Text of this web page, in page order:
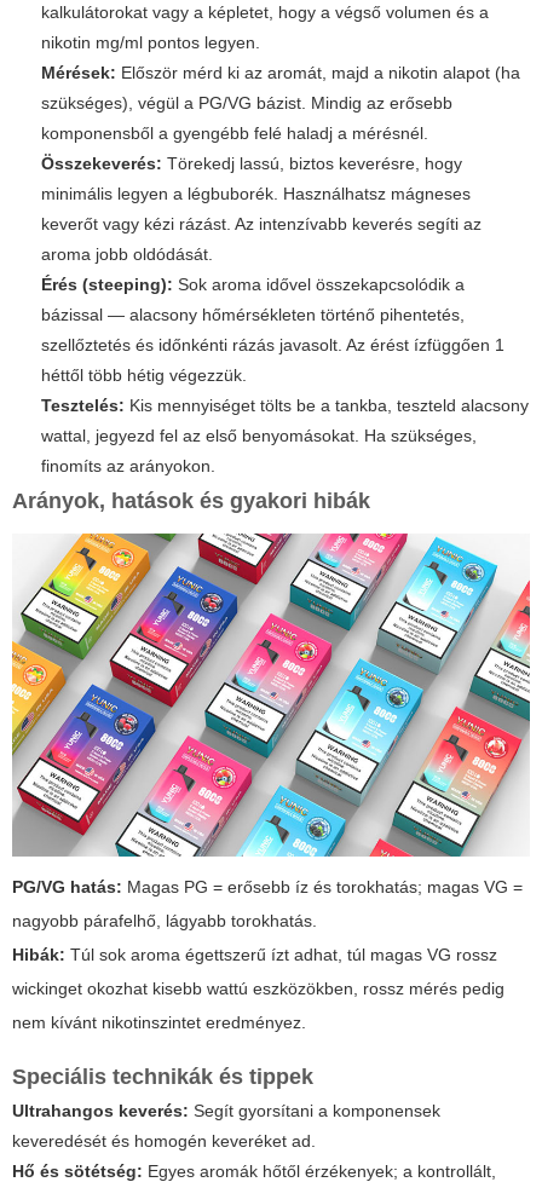
kalkulátorokat vagy a képletet, hogy a végső volumen és a
nikotin mg/ml pontos legyen.
Mérések: Először mérd ki az aromát, majd a nikotin alapot (ha
szükséges), végül a PG/VG bázist. Mindig az erősebb
komponensből a gyengébb felé haladj a mérésnél.
Összekeverés: Törekedj lassú, biztos keverésre, hogy
minimális legyen a légbuborék. Használhatsz mágneses
keverőt vagy kézi rázást. Az intenzívabb keverés segíti az
aroma jobb oldódását.
Érés (steeping): Sok aroma idővel összekapcsolódik a
bázissal — alacsony hőmérsékleten történő pihentetés,
szellőztetés és időnkénti rázás javasolt. Az érést ízfüggően 1
héttől több hétig végezzük.
Tesztelés: Kis mennyiséget tölts be a tankba, teszteld alacsony
wattal, jegyezd fel az első benyomásokat. Ha szükséges,
finomíts az arányokon.
Arányok, hatások és gyakori hibák
PG/VG hatás: Magas PG = erősebb íz és torokhatás; magas VG =
nagyobb párafelhő, lágyabb torokhatás.
Hibák: Túl sok aroma égettszerű ízt adhat, túl magas VG rossz
wickinget okozhat kisebb wattú eszközökben, rossz mérés pedig
nem kívánt nikotinszintet eredményez.
Speciális technikák és tippek
Ultrahangos keverés: Segít gyorsítani a komponensek
keveredését és homogén keveréket ad.
Hő és sötétség: Egyes aromák hőtől érzékenyek; a kontrollált,